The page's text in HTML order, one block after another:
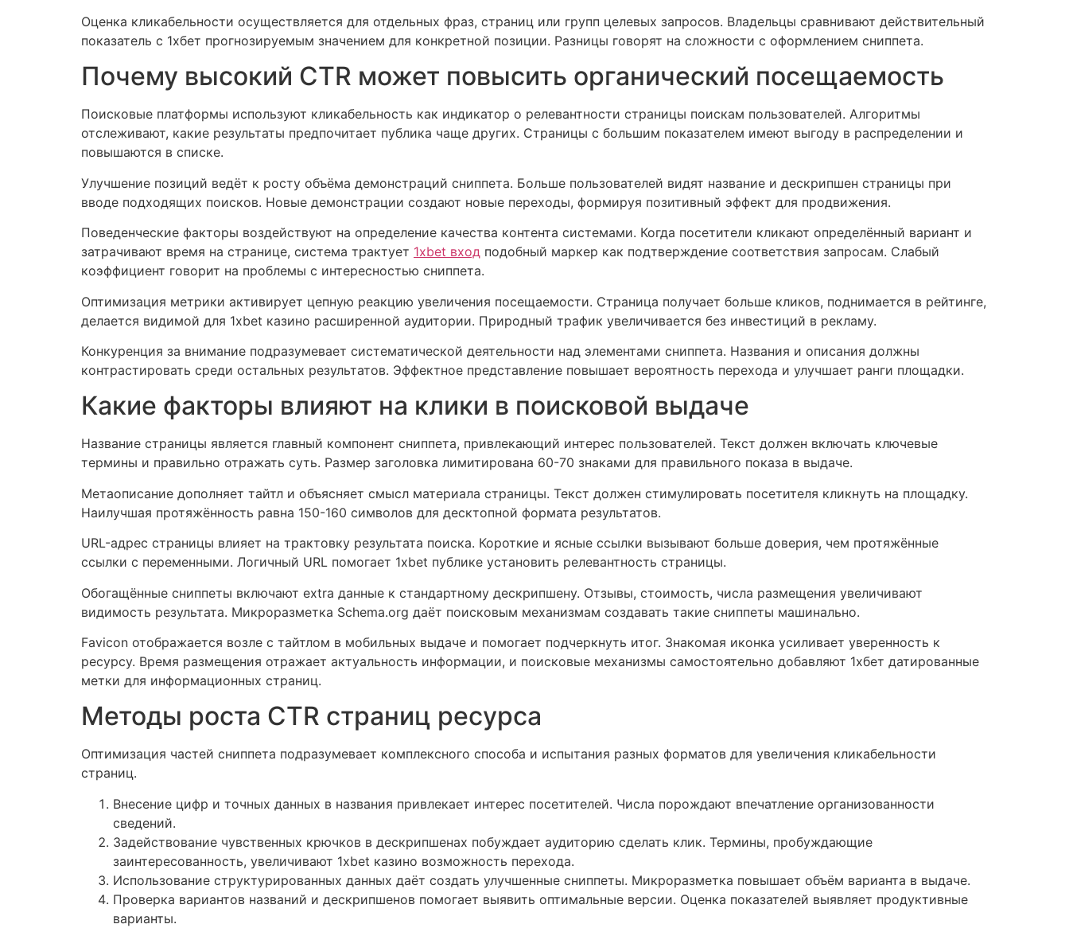
Оценка кликабельности осуществляется для отдельных фраз, страниц или групп целевых запросов. Владельцы сравнивают действительный
показатель с 1хбет прогнозируемым значением для конкретной позиции. Разницы говорят на сложности с оформлением сниппета.
Почему высокий CTR может повысить органический посещаемость
Поисковые платформы используют кликабельность как индикатор о релевантности страницы поискам пользователей. Алгоритмы
отслеживают, какие результаты предпочитает публика чаще других. Страницы с большим показателем имеют выгоду в распределении и
повышаются в списке.
Улучшение позиций ведёт к росту объёма демонстраций сниппета. Больше пользователей видят название и дескрипшен страницы при
вводе подходящих поисков. Новые демонстрации создают новые переходы, формируя позитивный эффект для продвижения.
Поведенческие факторы воздействуют на определение качества контента системами. Когда посетители кликают определённый вариант и
затрачивают время на странице, система трактует 1xbet вход подобный маркер как подтверждение соответствия запросам. Слабый
коэффициент говорит на проблемы с интересностью сниппета.
Оптимизация метрики активирует цепную реакцию увеличения посещаемости. Страница получает больше кликов, поднимается в рейтинге,
делается видимой для 1xbet казино расширенной аудитории. Природный трафик увеличивается без инвестиций в рекламу.
Конкуренция за внимание подразумевает систематической деятельности над элементами сниппета. Названия и описания должны
контрастировать среди остальных результатов. Эффектное представление повышает вероятность перехода и улучшает ранги площадки.
Какие факторы влияют на клики в поисковой выдаче
Название страницы является главный компонент сниппета, привлекающий интерес пользователей. Текст должен включать ключевые
термины и правильно отражать суть. Размер заголовка лимитирована 60-70 знаками для правильного показа в выдаче.
Метаописание дополняет тайтл и объясняет смысл материала страницы. Текст должен стимулировать посетителя кликнуть на площадку.
Наилучшая протяжённость равна 150-160 символов для десктопной формата результатов.
URL-адрес страницы влияет на трактовку результата поиска. Короткие и ясные ссылки вызывают больше доверия, чем протяжённые
ссылки с переменными. Логичный URL помогает 1xbet публике установить релевантность страницы.
Обогащённые сниппеты включают extra данные к стандартному дескрипшену. Отзывы, стоимость, числа размещения увеличивают
видимость результата. Микроразметка Schema.org даёт поисковым механизмам создавать такие сниппеты машинально.
Favicon отображается возле с тайтлом в мобильных выдаче и помогает подчеркнуть итог. Знакомая иконка усиливает уверенность к
ресурсу. Время размещения отражает актуальность информации, и поисковые механизмы самостоятельно добавляют 1хбет датированные
метки для информационных страниц.
Методы роста CTR страниц ресурса
Оптимизация частей сниппета подразумевает комплексного способа и испытания разных форматов для увеличения кликабельности
страниц.
Внесение цифр и точных данных в названия привлекает интерес посетителей. Числа порождают впечатление организованности
сведений.
Задействование чувственных крючков в дескрипшенах побуждает аудиторию сделать клик. Термины, пробуждающие
заинтересованность, увеличивают 1xbet казино возможность перехода.
Использование структурированных данных даёт создать улучшенные сниппеты. Микроразметка повышает объём варианта в выдаче.
Проверка вариантов названий и дескрипшенов помогает выявить оптимальные версии. Оценка показателей выявляет продуктивные
варианты.